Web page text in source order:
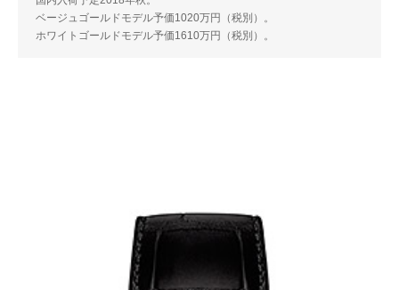
ベージュゴールドモデル予価1020万円（税別）。
ホワイトゴールドモデル予価1610万円（税別）。